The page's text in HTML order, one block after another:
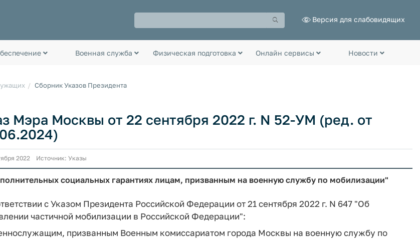
Версия для слабовидящих
Военная служба Физическая подготовка Онлайн сервисы Новости
Сборник Указов Президента
Мэра Москвы от 22 сентября 2022 г. N 52-УМ (ред. от
2022 Источник: Указы
социальных гарантиях лицам, призванным на военную службу по мобилизации"
с Указом Президента Российской Федерации от 21 сентября 2022 г. N 647 "Об
частичной мобилизации в Российской Федерации":
призванным Военным комиссариатом города Москвы на военную службу по